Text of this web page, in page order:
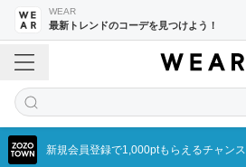
WEAR
最新トレンドのコーデを見つけよう！
新規会員登録で1,000ptもらえるチャンス